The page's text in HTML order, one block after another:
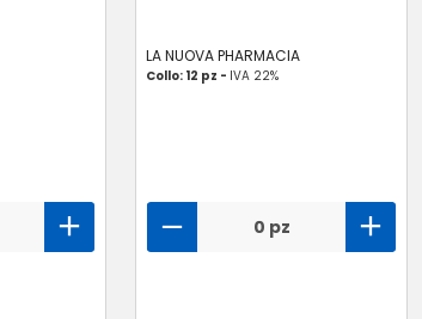
LA NUOVA PHARMACIA
Collo: 12 pz - IVA 22%
0 pz